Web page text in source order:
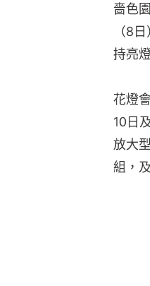
嗇色
（8
持亮
花燈
10日
放大
組，